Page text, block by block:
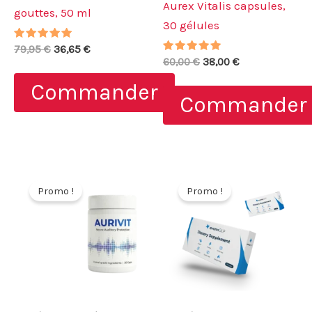
gouttes, 50 ml
Note
79,95€ Le
initial
était :
79,95 €.
36,65 €Le
actuel
est :
36,65 €.
Commander
Aurex Vitalis capsules,
30 gélules
Note
60,00€ Le
initial
était :
60,00 €.
38,00 €Le
actuel
est :
38,00 €.
Commander
Promo ! Promo !